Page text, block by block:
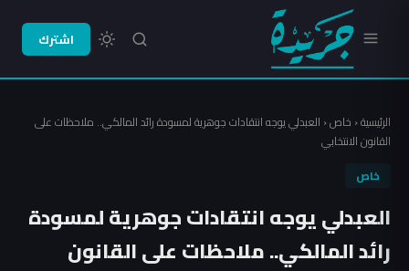
اشترك
الرئيسية‹ خاص‹ العبدلي يوجه انتقادات جوهرية لمسودة رائد المالكي.. ملاحظات على
القانون الانتخابي
خاص
العبدلي يوجه انتقادات جوهرية لمسودة
رائد المالكي.. ملاحظات على القانون